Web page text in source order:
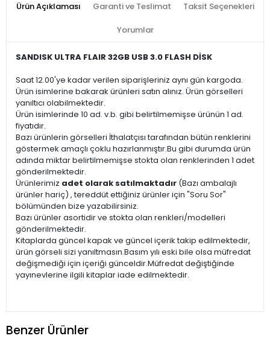
Ürün Açıklaması Garanti ve Teslimat Taksit Seçenekleri
Yorumlar
SANDISK ULTRA FLAIR 32GB USB 3.0 FLASH DİSK
Saat 12.00'ye kadar verilen siparişleriniz aynı gün kargoda.
Ürün isimlerine bakarak ürünleri satın alınız. Ürün görselleri
yanıltıcı olabilmektedir.
Ürün isimlerinde 10 ad. v.b. gibi belirtilmemişse ürünün 1 ad.
fiyatıdır.
Bazı ürünlerin görselleri İthalatçısı tarafından bütün renklerini
göstermek amaçlı çoklu hazırlanmıştır.Bu gibi durumda ürün
adında miktar belirtilmemişse stokta olan renklerinden 1 adet
gönderilmektedir.
Ürünlerimiz adet olarak satılmaktadır (Bazı ambalajlı
ürünler hariç) , tereddüt ettiğiniz ürünler için "Soru Sor"
bölümünden bize yazabilirsiniz.
Bazı ürünler asortidir ve stokta olan renkleri/modelleri
gönderilmektedir.
Kitaplarda güncel kapak ve güncel içerik takip edilmektedir,
ürün görseli sizi yanıltmasın.Basım yılı eski bile olsa müfredat
değişmediği için içeriği günceldir.Müfredat değiştiğinde
yayınevlerine ilgili kitaplar iade edilmektedir.
Benzer Ürünler